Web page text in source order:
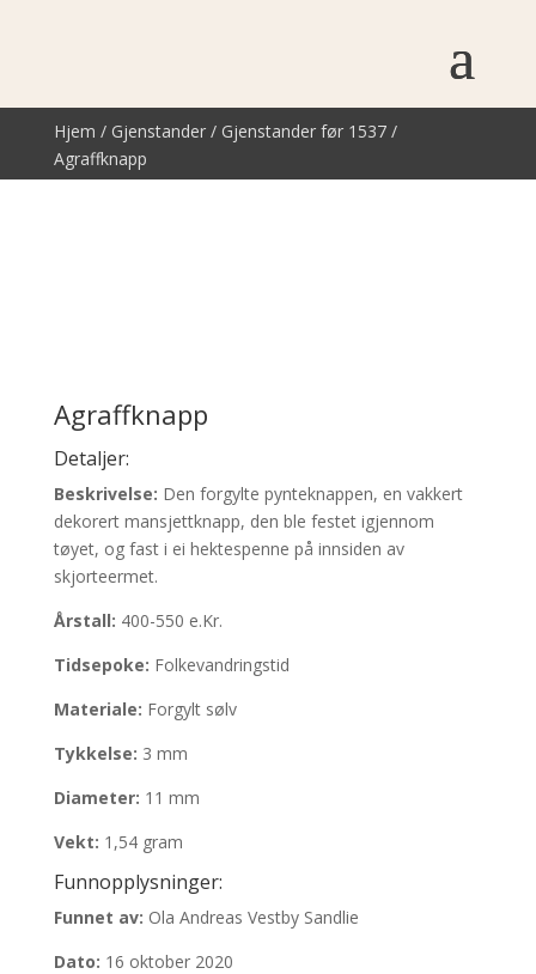
Hjem / Gjenstander/ Gjenstander før 1537/
Agraffknapp
Agraffknapp
Detaljer:
Beskrivelse: Den forgylte pynteknappen, en vakkert
dekorert mansjettknapp, den ble festet igjennom
tøyet, og fast i ei hektespenne på innsiden av
skjorteermet.
Årstall: 400-550 e.Kr.
Tidsepoke: Folkevandringstid
Materiale: Forgylt sølv
Tykkelse: 3 mm
Diameter: 11 mm
Vekt: 1,54 gram
Funnopplysninger:
Funnet av: Ola Andreas Vestby Sandlie
Dato: 16 oktober 2020